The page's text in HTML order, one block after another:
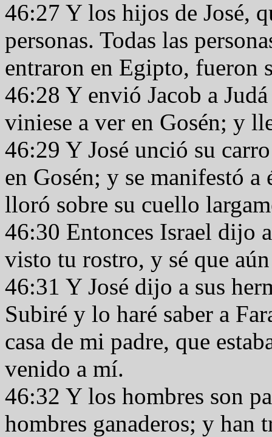
46:27 Y los hijos de José,
personas. Todas las
entraron en Egipto, fueron
46:28 Y envió Jacob a
viniese a ver en Gosén; y
46:29 Y José unció su
en Gosén; y se manifestó
lloró sobre su cuello
46:30 Entonces Israel dijo
visto tu rostro, y sé que
46:31 Y José dijo a sus
Subiré y lo haré saber a
casa de mi padre, que
venido a mí.
46:32 Y los hombres son
hombres ganaderos; y han